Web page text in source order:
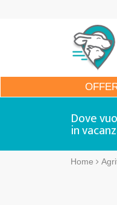
Dove
in
Home